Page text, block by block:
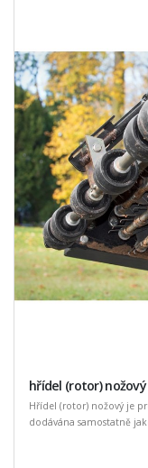
hřídel (rotor) nožový
Hřídel (rotor) nožový je
dodávána samostatně